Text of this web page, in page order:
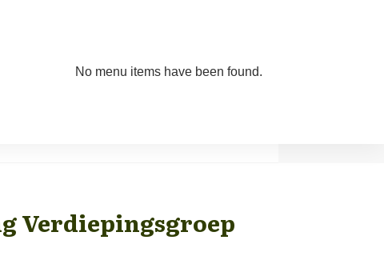
No menu items have been found.
Verdiepingsgroep